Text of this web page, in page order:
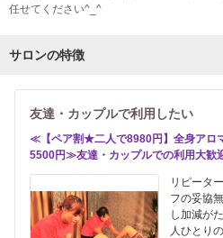
任せてください^_^
サロンの特徴
友達・カップルで利用したい
≪【ペア割★二人で8980円】全身アロ
5500円≫友達・カップルでの利用大歓
リピータ
フの妥協
し加減が
人ひとり